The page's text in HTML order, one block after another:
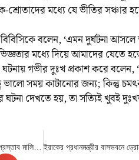
মধ্যে যে ভীতির সঞ্চার
বিবিসিকে বলেন, ‘এমন দুর্ঘটনা
মধ্যে দিয়ে আমাদের যেতে
ঘটনায় গভীর দুঃখ প্রকাশ করে
সময় কাটানোর জন্য; কিন্তু
ঘটনা দেখতে হয়, তা সত্যিই খুবই